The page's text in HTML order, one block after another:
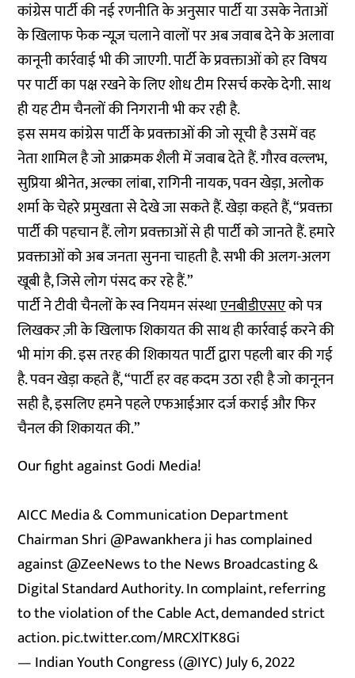
कांग्रेस पार्टी की नई रणनीति के अनुसार पार्टी या उसके नेताओं
के खिलाफ फेक न्यूज़ चलाने वालों पर अब जवाब देने के अलावा
कानूनी कार्रवाई भी की जाएगी. पार्टी के प्रवक्ताओं को हर विषय
पर पार्टी का पक्ष रखने के लिए शोध टीम रिसर्च करके देगी. साथ
ही यह टीम चैनलों की निगरानी भी कर रही है.
इस समय कांग्रेस पार्टी के प्रवक्ताओं की जो सूची है उसमें वह
नेता शामिल है जो आक्रमक शैली में जवाब देते हैं. गौरव वल्लभ,
सुप्रिया श्रीनेत, अल्का लांबा, रागिनी नायक, पवन खेड़ा, अलोक
शर्मा के चेहरे प्रमुखता से देखे जा सकते हैं. खेड़ा कहते हैं, “प्रवक्ता
पार्टी की पहचान हैं. लोग प्रवक्ताओं से ही पार्टी को जानते हैं. हमारे
प्रवक्ताओं को अब जनता सुनना चाहती है. सभी की अलग-अलग
खूबी है, जिसे लोग पंसद कर रहे हैं.”
पार्टी ने टीवी चैनलों के स्व नियमन संस्थाएनबीडीएसएको पत्र
लिखकर ज़ी के खिलाफ शिकायत की साथ ही कार्रवाई करने की
भी मांग की. इस तरह की शिकायत पार्टी द्वारा पहली बार की गई
है. पवन खेड़ा कहते हैं, “पार्टी हर वह कदम उठा रही है जो कानूनन
सही है, इसलिए हमने पहले एफआईआर दर्ज कराई और फिर
चैनल की शिकायत की.”
Our fight against Godi Media!
AICC Media & Communication Department
Chairman Shri@Pawankheraji has complained
against@ZeeNewsto the News Broadcasting &
Digital Standard Authority. In complaint, referring
to the violation of the Cable Act, demanded strict
action.pic.twitter.com/MRCXlTK8Gi
— Indian Youth Congress (@IYC)July 6, 2022